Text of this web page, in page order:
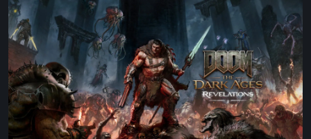
The
Dark
Ages
–
Revelations,
la
recensione